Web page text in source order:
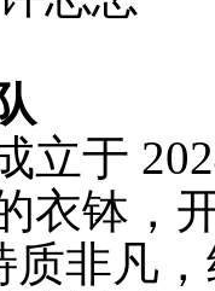
立于
衣钵，
质非凡